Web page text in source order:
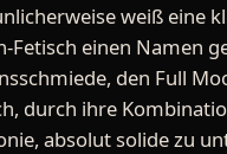
weiß eine
Fetisch einen Namen
den Full
durch ihre
absolut solide zu